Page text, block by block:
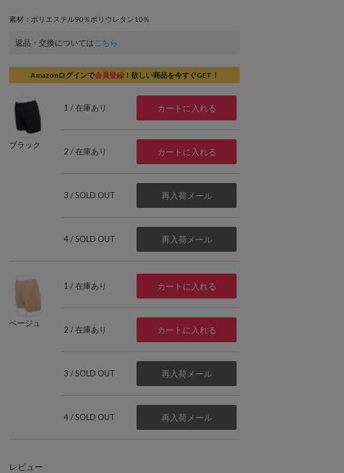
素材：ポリエステル90％ポリウレタン10％
返品・交換についてはこちら
Amazonログインで会員登録！欲しい商品を今すぐGET！
ブラック
1 / 在庫あり カートに入れる
2 / 在庫あり カートに入れる
3 / SOLD OUT 再入荷メール
4 / SOLD OUT 再入荷メール
ベージュ
1 / 在庫あり カートに入れる
2 / 在庫あり カートに入れる
3 / SOLD OUT 再入荷メール
4 / SOLD OUT 再入荷メール
レビュー